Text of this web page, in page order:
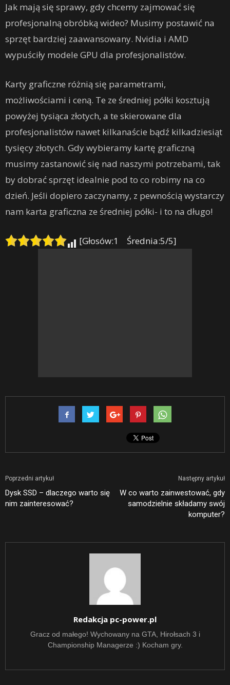
Jak mają się sprawy, gdy chcemy zajmować się
profesjonalną obróbką wideo? Musimy postawić na
sprzęt bardziej zaawansowany. Nvidia i AMD
wypuściły modele GPU dla profesjonalistów.
Karty graficzne różnią się parametrami,
możliwościami i ceną. Te ze średniej półki kosztują
powyżej tysiąca złotych, a te skierowane dla
profesjonalistów nawet kilkanaście bądź kilkadziesiąt
tysięcy złotych. Gdy wybieramy kartę graficzną
musimy zastanowić się nad naszymi potrzebami, tak
by dobrać sprzęt idealnie pod to co robimy na co
dzień. Jeśli dopiero zaczynamy, z pewnością wystarczy
nam karta graficzna ze średniej półki- i to na długo!
[Głosów:1 Średnia:5/5]
Poprzedni artykuł
Dysk SSD – dlaczego warto się
nim zainteresować?
Następny artykuł
W co warto zainwestować, gdy
samodzielnie składamy swój
komputer?
Redakcja pc-power.pl
Gracz od małego! Wychowany na GTA, Hirołsach 3 i
Championship Managerze :) Kocham gry.